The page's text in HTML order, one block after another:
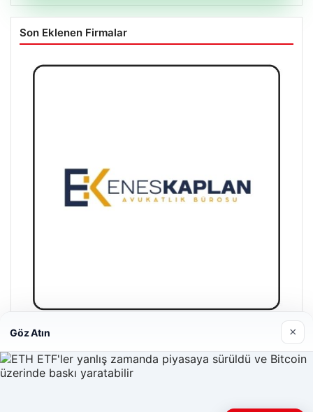
Son Eklenen Firmalar
Enes Kaplan Avukatlık Bürosu
28/04/2026
Göz Atın ×